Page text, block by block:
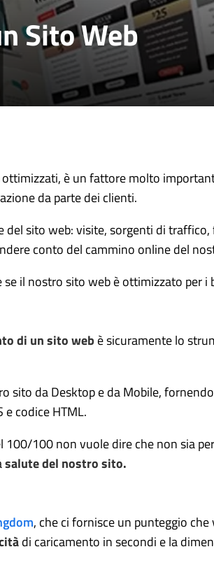
Sito Web
è un fattore molto
da parte dei clienti.
sito web: visite, sorgenti di
conto del cammino online del
il nostro sito web è ottimizzato per i
di un sito web è sicuramente lo
sito da Desktop e da Mobile,
codice HTML.
100/100 non vuole dire che non sia
salute del nostro sito.
, che ci fornisce un punteggio
di caricamento in secondi e la